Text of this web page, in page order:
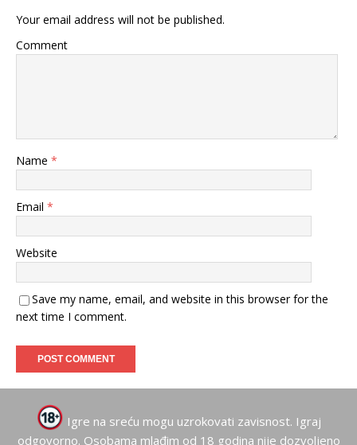
Your email address will not be published.
Comment
Name *
Email *
Website
Save my name, email, and website in this browser for the
next time I comment.
Igre na sreću mogu uzrokovati zavisnost. Igraj
odgovorno. Osobama mlađim od 18 godina nije dozvoljeno